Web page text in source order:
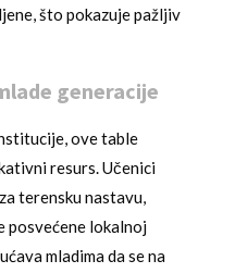
što pokazuje pažljiv
generacije
ove table
resurs. Učenici
terensku nastavu,
posvećene lokalnoj
mladima da se na